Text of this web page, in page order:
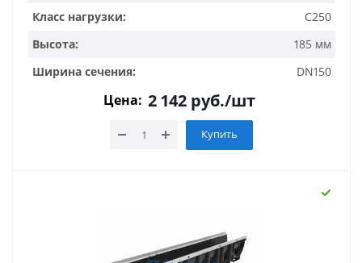
Класс нагрузки:
C250
Высота:
185 мм
Ширина сечения:
DN150
Цена: 2 142руб./шт
Купить